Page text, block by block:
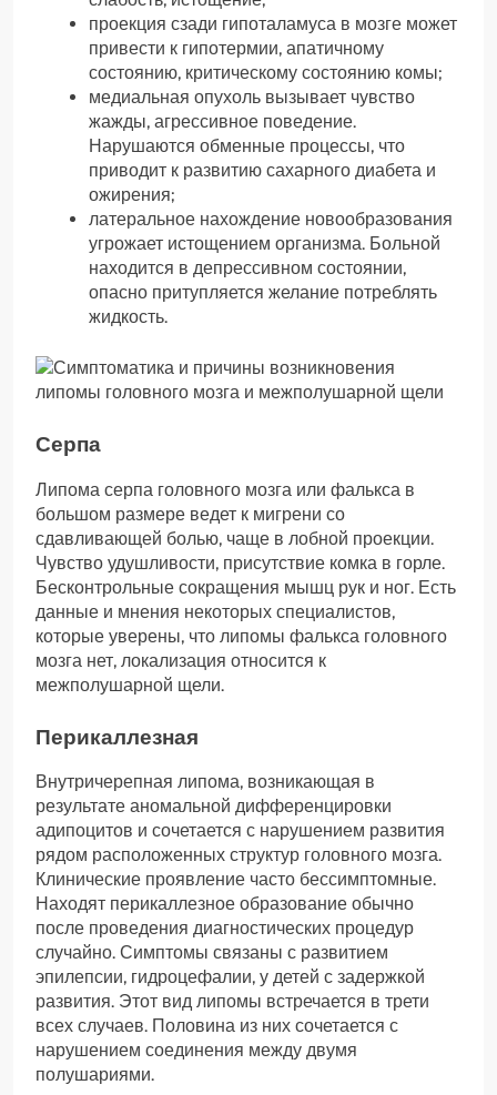
проекция сзади гипоталамуса в мозге может
привести к гипотермии, апатичному
состоянию, критическому состоянию комы;
медиальная опухоль вызывает чувство
жажды, агрессивное поведение.
Нарушаются обменные процессы, что
приводит к развитию сахарного диабета и
ожирения;
латеральное нахождение новообразования
угрожает истощением организма. Больной
находится в депрессивном состоянии,
опасно притупляется желание потреблять
жидкость.
Серпа
Липома серпа головного мозга или фалькса в
большом размере ведет к мигрени со
сдавливающей болью, чаще в лобной проекции.
Чувство удушливости, присутствие комка в горле.
Бесконтрольные сокращения мышц рук и ног. Есть
данные и мнения некоторых специалистов,
которые уверены, что липомы фалькса головного
мозга нет, локализация относится к
межполушарной щели.
Перикаллезная
Внутричерепная липома, возникающая в
результате аномальной дифференцировки
адипоцитов и сочетается с нарушением развития
рядом расположенных структур головного мозга.
Клинические проявление часто бессимптомные.
Находят перикаллезное образование обычно
после проведения диагностических процедур
случайно. Симптомы связаны с развитием
эпилепсии, гидроцефалии, у детей с задержкой
развития. Этот вид липомы встречается в трети
всех случаев. Половина из них сочетается с
нарушением соединения между двумя
полушариями.